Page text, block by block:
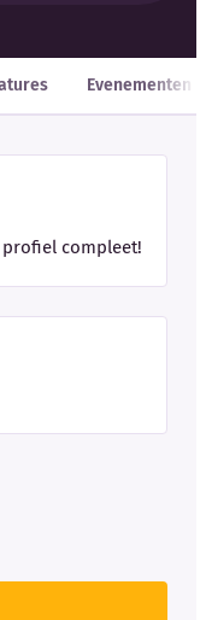
Evenementen
compleet!